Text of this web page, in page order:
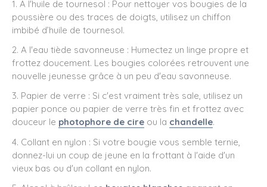
1. A l'huile de tournesol : Pour nettoyer vos bougies de la
poussière ou des traces de doigts, utilisez un chiffon
imbibé d’huile de tournesol.
2. A l'eau tiède savonneuse : Humectez un linge propre et
frottez doucement. Les bougies colorées retrouvent une
nouvelle jeunesse grâce à un peu d'eau savonneuse.
3. Papier de verre : Si c'est vraiment très sale, utilisez un
papier ponce ou papier de verre très fin et frottez avec
douceur le photophore de cire ou la chandelle.
4. Collant en nylon : Si votre bougie vous semble ternie,
donnez-lui un coup de jeune en la frottant à l'aide d'un
vieux bas ou d'un collant en nylon.